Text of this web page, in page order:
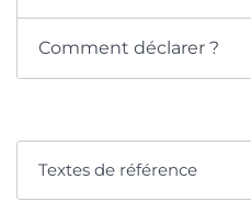
Comment déclarer ?
Textes de référence